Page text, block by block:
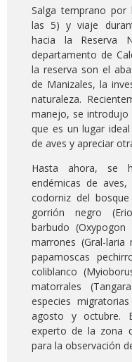
Salga temprano por
las 5) y viaje
hacia la Reserva
departamento de
la reserva son el
de Manizales, la
naturaleza.
manejo, se introdujo
que es un lugar
de aves y apreciar
Hasta ahora, se
endémicas de
codorniz del
gorrión negro
barbudo
marrones (Gral-laria
papamoscas
coliblanco
matorrales
especies
agosto y octubre.
experto de la zona
para la observación